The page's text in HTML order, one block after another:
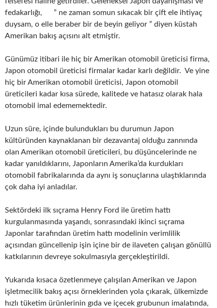
fedakarlığı, ” ne zaman somun sıkacak bir çift ele ihtiyaç
duysam, o elle beraber bir de beyin geliyor ” diyen küstah
Amerikan bakış açısını alt etmiştir.
Günümüz itibari ile hiç bir Amerikan otomobil üreticisi firma,
Japon otomobil üreticisi firmalar kadar karlı değildir. Ve yine
hiç bir Amerikan otomobil üreticisi, Japon otomobil
üreticileri kadar kısa sürede, kalitede ve hatasız olarak hala
otomobil imal edememektedir.
Uzun süre, içinde bulundukları bu durumun Japon
kültüründen kaynaklanan bir dezavantaj olduğu zannında
olan Amerikan otomobil üreticileri, bu düşüncelerinde ne
kadar yanıldıklarını, Japonların Amerika’da kurdukları
otomobil fabrikalarında da aynı iş sonuçlarına ulaştıklarında
çok daha iyi anladılar.
Sektördeki ilk sıçrama Henry Ford ile üretim hattı
kurgulanmasında yaşandı, sonrasındaki ikinci sıçrama
Japonlar tarafından üretim hattı modelinin verimlilik
açısından güncellenip işin içine bir de ilaveten çalışan gönüllü
katkılarının devreye sokulmasıyla gerçekleştirildi.
Yukarıda kısaca özetlenmeye çalışılan Amerikan ve Japon
işletmecilik bakış açısı örneklerinden yola çıkarak, ülkemizde
hızlı tüketim ürünlerinin gıda ve içecek grubunun imalatında,